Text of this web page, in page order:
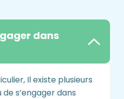
dans
Il existe plusieurs
s’engager dans